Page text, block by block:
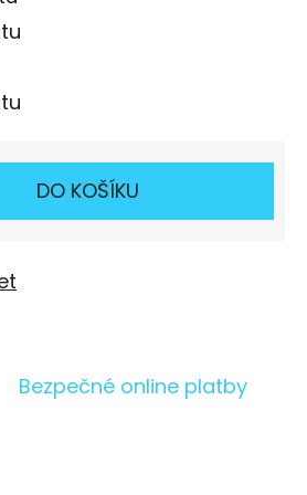
DO KOŠÍKU
Bezpečné online platby